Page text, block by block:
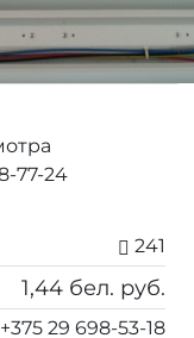
77-24
241
1,44 бел. руб.
+375 29 698-53-18